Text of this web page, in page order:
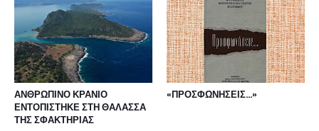
ΑΝΘΡΩΠΙΝΟ ΚΡΑΝΙΟ
ΕΝΤΟΠΙΣΤΗΚΕ ΣΤΗ ΘΑΛΑΣΣΑ
ΤΗΣ ΣΦΑΚΤΗΡΙΑΣ
«ΠΡΟΣΦΩΝΗΣΕΙΣ...»